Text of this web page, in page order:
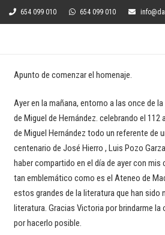
654 099 010 654 099 010
Apunto de comenzar el homenaje.
Ayer en la mañana, entorno a las once de
de Miguel de Hernández. celebrando el
de Miguel Hernández todo un referente de
centenario de José Hierro , Luis Pozo
haber compartido en el día de ayer con mis
tan emblemático como es el Ateneo de
estos grandes de la literatura que han sido
literatura. Gracias Victoria por brindarme la
por hacerlo posible.